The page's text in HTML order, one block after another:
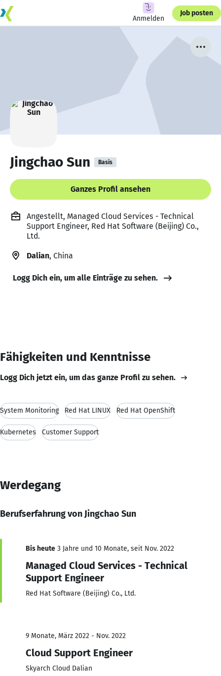
Anmelden
Job posten
Jingchao Sun Basis
Ganzes Profil ansehen
Angestellt, Managed Cloud Services - Technical
Support Engineer, Red Hat Software (Beijing) Co.,
Ltd.
Dalian, China
Logg Dich ein, um alle Einträge zu sehen.
Fähigkeiten und Kenntnisse
Logg Dich jetzt ein, um das ganze Profil zu sehen.
System Monitoring Red Hat LINUX Red Hat OpenShift
Kubernetes Customer Support
Werdegang
Berufserfahrung von Jingchao Sun
Bis heute 3 Jahre und 10 Monate, seit Nov. 2022
Managed Cloud Services - Technical
Support Engineer
Red Hat Software (Beijing) Co., Ltd.
9 Monate, März 2022 - Nov. 2022
Cloud Support Engineer
Skyarch Cloud Dalian